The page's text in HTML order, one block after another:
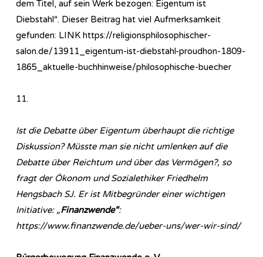
dem Titel, auf sein Werk bezogen: Eigentum ist
Diebstahl“. Dieser Beitrag hat viel Aufmerksamkeit
gefunden: LINK https://religionsphilosophischer-
salon.de/13911_eigentum-ist-diebstahl-proudhon-1809-
1865_aktuelle-buchhinweise/philosophische-buecher
11.
Ist die Debatte über Eigentum überhaupt die richtige
Diskussion? Müsste man sie nicht umlenken auf die
Debatte über Reichtum und über das Vermögen?, so
fragt der Ökonom und Sozialethiker Friedhelm
Hengsbach SJ. Er ist Mitbegründer einer wichtigen
Initiative: „Finanzwende“:
https://www.finanzwende.de/ueber-uns/wer-wir-sind/